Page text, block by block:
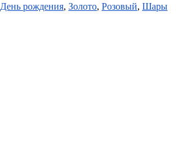
День рождения, Золото, Розовый, Шары